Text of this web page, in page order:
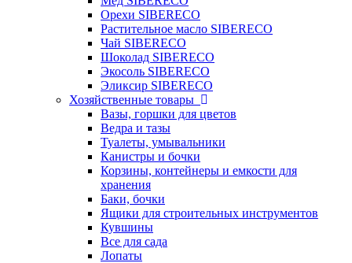
Орехи SIBERECO
Растительное масло SIBERECO
Чай SIBERECO
Шоколад SIBERECO
Экосоль SIBERECO
Эликсир SIBERECO
Хозяйственные товары
Вазы, горшки для цветов
Ведра и тазы
Туалеты, умывальники
Канистры и бочки
Корзины, контейнеры и емкости для
хранения
Баки, бочки
Ящики для строительных инструментов
Кувшины
Все для сада
Лопаты